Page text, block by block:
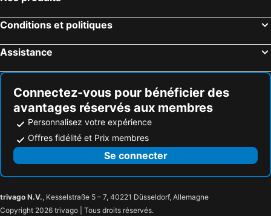
Conditions et politiques
Assistance
Connectez-vous pour bénéficier des
avantages réservés aux membres
Personnalisez votre expérience
Offres fidélité et Prix membres
Se connecter
trivago N.V., Kesselstraße 5 – 7, 40221 Düsseldorf, Allemagne
Copyright 2026 trivago | Tous droits réservés.